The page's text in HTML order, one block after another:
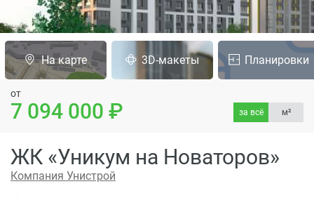
На карте 3D-макеты Планировки
ЖК «Уникум на Новаторов»
Компания Унистрой
от
7 094 000 за всё м²